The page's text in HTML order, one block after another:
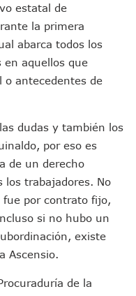
Tendrán Una “Casa De Día”
De Ixtapa Para Identificar
A Mesa De Análisis Para La
Avanzan En Acuerdos Para
Armado Desatan Operativo
Expolicías De Nayarit
Luévanos Competirá En El
Atención A Familias De
Exponen Queja De Vialidades A
Función De “La Odisea” En
Vallarta Asegura Lugar En El
A Puerto Vallarta Con
Las Tradicionales Paseadas
Lluvias Muy Fuertes En
En El Tuito Permanecerá Un Año
Para Puerto Vallarta Tras
estatal de
la primera
abarca todos los
en aquellos que
o antecedentes de
dudas y también los
por eso es
de un derecho
los trabajadores. No
por contrato fijo,
si no hubo un
existe
Ascensio.
de la